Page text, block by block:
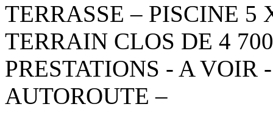
TERRASSE – PISCINE 5
TERRAIN CLOS DE 4
PRESTATIONS - A VOIR
AUTOROUTE –